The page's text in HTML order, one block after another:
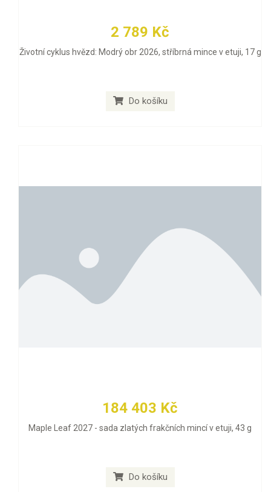
2 789 Kč
Životní cyklus hvězd: Modrý obr 2026, stříbrná mince v etuji, 17 g
Do košíku
184 403 Kč
Maple Leaf 2027 - sada zlatých frakčních mincí v etuji, 43 g
Do košíku